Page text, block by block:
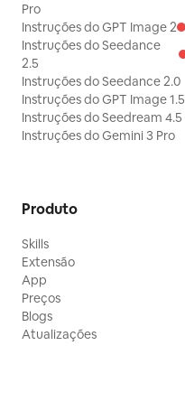
Pro
Instruções do GPT Image 2
Instruções do Seedance
2.5
Instruções do Seedance 2.0
Instruções do GPT Image 1.5
Instruções do Seedream 4.5
Instruções do Gemini 3 Pro
Produto
Skills
Extensão
App
Preços
Blogs
Atualizações